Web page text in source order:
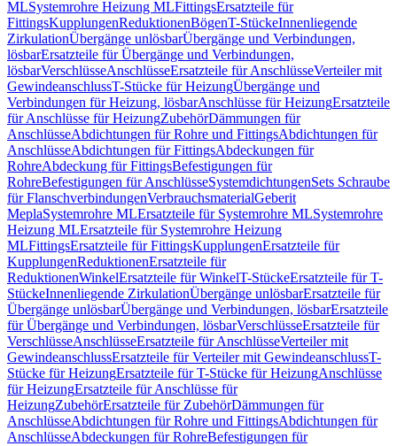
MLSystemrohre Heizung MLFittingsErsatzteile für
FittingsKupplungenReduktionenBögenT-StückeInnenliegende
ZirkulationÜbergänge unlösbarÜbergänge und Verbindungen,
lösbarErsatzteile für Übergänge und Verbindungen,
lösbarVerschlüsseAnschlüsseErsatzteile für AnschlüsseVerteiler mit
GewindeanschlussT-Stücke für HeizungÜbergänge und
Verbindungen für Heizung, lösbarAnschlüsse für HeizungErsatzteile
für Anschlüsse für HeizungZubehörDämmungen für
AnschlüsseAbdichtungen für Rohre und FittingsAbdichtungen für
AnschlüsseAbdichtungen für FittingsAbdeckungen für
RohreAbdeckung für FittingsBefestigungen für
RohreBefestigungen für AnschlüsseSystemdichtungenSets Schraube
für FlanschverbindungenVerbrauchsmaterialGeberit
MeplaSystemrohre MLErsatzteile für Systemrohre MLSystemrohre
Heizung MLErsatzteile für Systemrohre Heizung
MLFittingsErsatzteile für FittingsKupplungenErsatzteile für
KupplungenReduktionenErsatzteile für
ReduktionenWinkelErsatzteile für WinkelT-StückeErsatzteile für T-
StückeInnenliegende ZirkulationÜbergänge unlösbarErsatzteile für
Übergänge unlösbarÜbergänge und Verbindungen, lösbarErsatzteile
für Übergänge und Verbindungen, lösbarVerschlüsseErsatzteile für
VerschlüsseAnschlüsseErsatzteile für AnschlüsseVerteiler mit
GewindeanschlussErsatzteile für Verteiler mit GewindeanschlussT-
Stücke für HeizungErsatzteile für T-Stücke für HeizungAnschlüsse
für HeizungErsatzteile für Anschlüsse für
HeizungZubehörErsatzteile für ZubehörDämmungen für
AnschlüsseAbdichtungen für Rohre und FittingsAbdichtungen für
AnschlüsseAbdeckungen für RohreBefestigungen für